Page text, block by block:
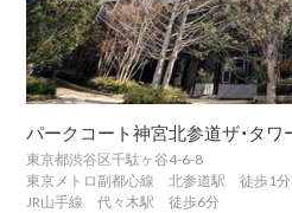
パークコート神宮北参道ザ・タ
東京都渋谷区千駄ヶ谷4-6-8
東京メトロ副都心線 北参道駅 徒歩1分
JR山手線 代々木駅 徒歩6分